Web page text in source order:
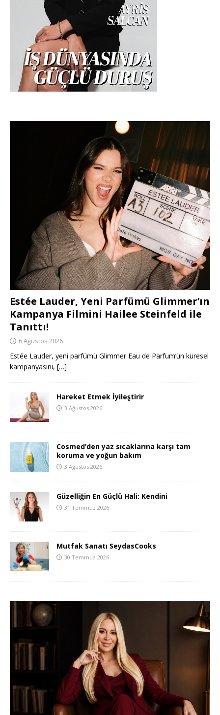
Estée Lauder, Yeni Parfümü Glimmer’ın
Kampanya Filmini Hailee Steinfeld ile
Tanıttı!
6 Ağustos 2026
Estée Lauder, yeni parfümü Glimmer Eau de Parfum’ün küresel
kampanyasını, […]
Hareket Etmek İyileştirir
3 Ağustos 2026
Cosmed’den yaz sıcaklarına karşı tam
koruma ve yoğun bakım
3 Ağustos 2026
Güzelliğin En Güçlü Hali: Kendini
31 Temmuz 2026
Mutfak Sanatı SeydasCooks
30 Temmuz 2026